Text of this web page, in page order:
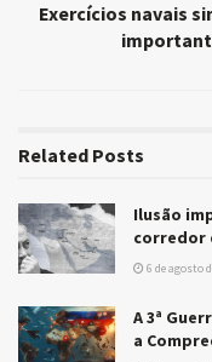
Exercícios navais
Related Posts
Ilusão
corredor
6 de agosto
A 3ª
a